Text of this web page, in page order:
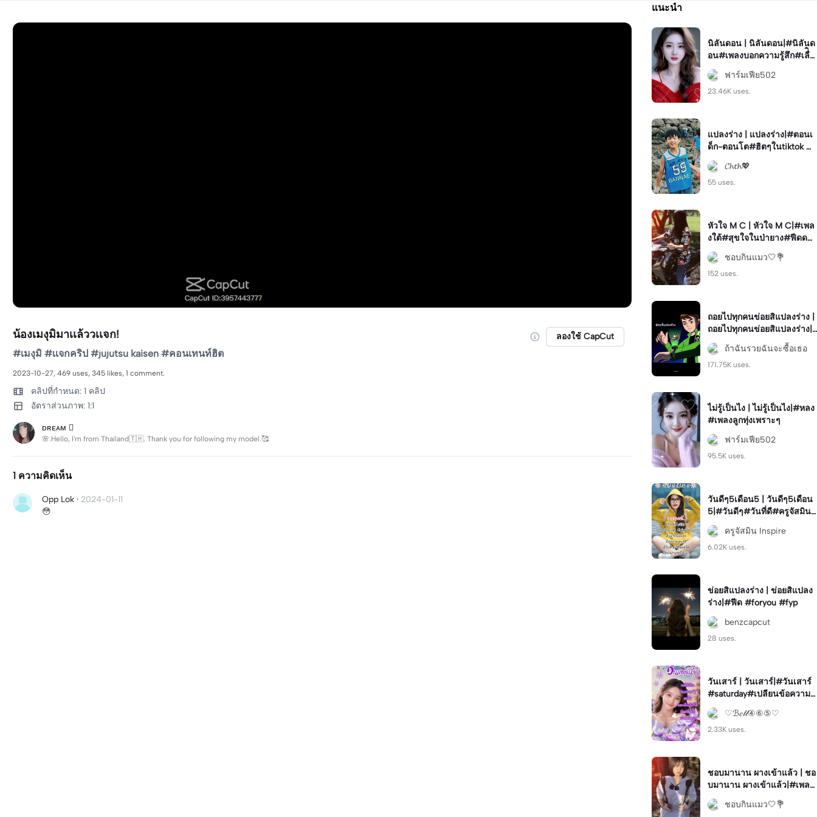
น้องเมงุมิมาเเล้ววเเจก! ลองใช้ CapCut
#เมงุมิ #เเจกคริป #jujutsu kaisen #คอนเทนท์ฮิต
2023-10-27, 469 uses, 345 likes, 1 comment.
คลิปที่กำหนด: 1 คลิป
อัตราส่วนภาพ: 1:1
ᴅʀᴇᴀᴍ 
🌸.Hello, I'm from Thailand🇹🇭. Thank you for following my model.🥰
1 ความคิดเห็น
Opp Lok · 2024-01-11
😳
แนะนำ
นิลันดอน | นิลันดอน|#นิลันด
อน#เพลงบอกความรู้สึก#เลื่ิอ
นรูป
ฟาร์มเฟีย502
23.46K uses.
แปลงร่าง | แปลงร่าง|#ตอนเ
ด็ก-ตอนโต#ฮิตๆในtiktok #
มาแรง#ฟีด
𝓒𝓱𝓽𝓱💖
55 uses.
หัวใจ M C | หัวใจ M C|#เพล
งใต้#สุขใจในป่ายาง#ฟีดด💐
💫#โทนสวย
ชอบกินแมว🤍💐
152 uses.
ถอยไปทุกคนข่อยสิแปลงร่าง |
ถอยไปทุกคนข่อยสิแปลงร่าง|
#capcut #viral #ฮิต #มาแร
ง #ฟีดถ้าฉันรวยฉันจะซื้อเธอ
171.75K uses.
ไม่รู้เป็นไง | ไม่รู้เป็นไง|#หลง
#เพลงลูกทุ่งเพราะๆ
ฟาร์มเฟีย502
95.5K uses.
วันดีๆ5เดือน5 | วันดีๆ5เดือน
5|#วันดีๆ#วันที่ดี#ครูจัสมิน
#วันดี
ครูจัสมิน Inspire
6.02K uses.
ข่อยสิแปลงร่าง | ข่อยสิแปลง
ร่าง|#ฟีด #foryou #fyp
benzcapcut
28 uses.
วันเสาร์ | วันเสาร์|#วันเสาร์
#saturday#เปลียนข้อความไ
ด้#สวัสดี#ทักทาย
♡ℬ𝑒𝓁𝓁④⑥⑤♡
2.33K uses.
ชอบมานาน ผางเข้าแล้ว | ชอ
บมานาน ผางเข้าแล้ว|#เพลง
น่ารัก#เพลงใต้#โทนสวย
ชอบกินแมว🤍💐